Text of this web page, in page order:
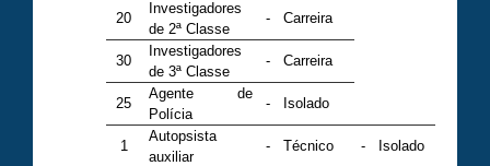
20
Investigadores
de 2ª Classe
- Carreira
30
Investigadores
de 3ª Classe
- Carreira
25
Agente de
Polícia
- Isolado
1
Autopsista
auxiliar
- Técnico - Isolado